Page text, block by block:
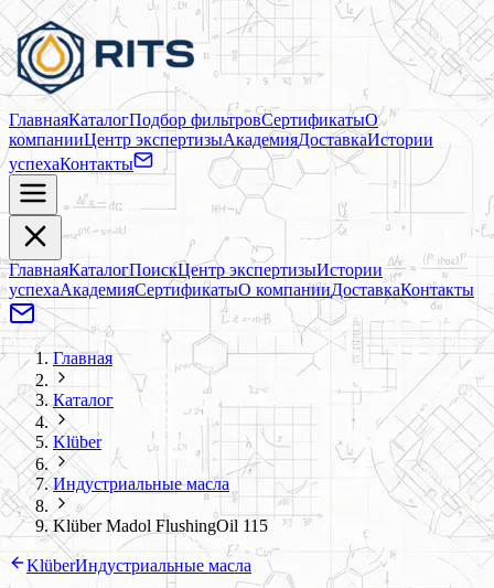
ГлавнаяКаталогПодбор фильтровСертификатыО
компанииЦентр экспертизыАкадемияДоставкаИстории
успехаКонтакты
ГлавнаяКаталогПоискЦентр экспертизыИстории
успехаАкадемияСертификатыО компанииДоставкаКонтакты
Главная
Каталог
Klüber
Индустриальные масла
Klüber Madol FlushingOil 115
KlüberИндустриальные масла